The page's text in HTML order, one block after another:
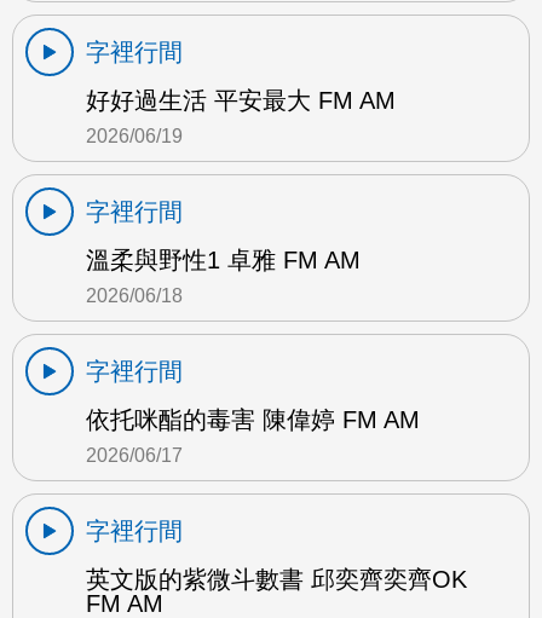
字裡行間
好好過生活 平安最大 FM AM
2026/06/19
字裡行間
溫柔與野性1 卓雅 FM AM
2026/06/18
字裡行間
依托咪酯的毒害 陳偉婷 FM AM
2026/06/17
字裡行間
英文版的紫微斗數書 邱奕齊奕齊OK
FM AM